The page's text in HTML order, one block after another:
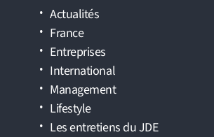
Actualités
France
Entreprises
International
Management
Lifestyle
Les entretiens du JDE